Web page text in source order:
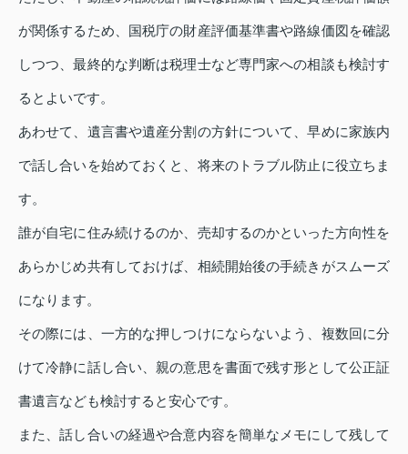
が関係するため、国税庁の財産評価基準書や路線価図を確認
しつつ、最終的な判断は税理士など専門家への相談も検討す
るとよいです。
あわせて、遺言書や遺産分割の方針について、早めに家族内
で話し合いを始めておくと、将来のトラブル防止に役立ちま
す。
誰が自宅に住み続けるのか、売却するのかといった方向性を
あらかじめ共有しておけば、相続開始後の手続きがスムーズ
になります。
その際には、一方的な押しつけにならないよう、複数回に分
けて冷静に話し合い、親の意思を書面で残す形として公正証
書遺言なども検討すると安心です。
また、話し合いの経過や合意内容を簡単なメモにして残して